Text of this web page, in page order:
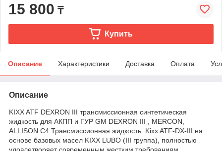
15 800 ₸
Купить
Описание Характеристики Доставка Оплата
Описание
KIXX ATF DEXRON III трансмиссионная синтетическая
жидкость для АКПП и ГУР GM DEXRON III , MERCON,
ALLISON C4 Трансмиссионная жидкость: Kixx ATF-DX-III на
основе базовых масел KIXX LUBO (III группа), полностью
удовлетворяет современным жестким требованиям